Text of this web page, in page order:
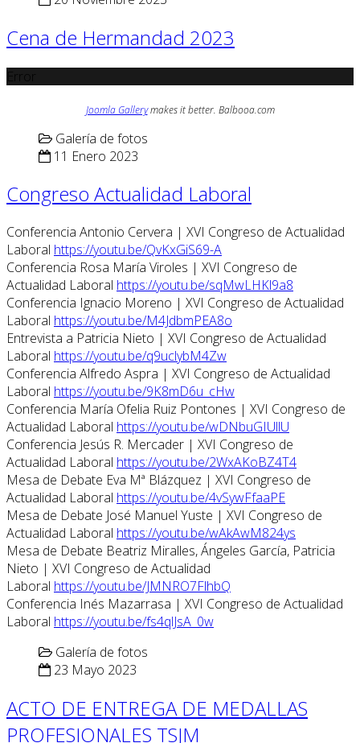
Cena de Hermandad 2023
Joomla Gallerymakes it better. Balbooa.com
Galería de fotos
11 Enero 2023
Congreso Actualidad Laboral
Conferencia Antonio Cervera | XVI Congreso de Actualidad
Laboral https://youtu.be/QvKxGiS69-A
Conferencia Rosa María Viroles | XVI Congreso de
Actualidad Laboral https://youtu.be/sqMwLHKl9a8
Conferencia Ignacio Moreno | XVI Congreso de Actualidad
Laboral https://youtu.be/M4JdbmPEA8o
Entrevista a Patricia Nieto | XVI Congreso de Actualidad
Laboral https://youtu.be/q9uclybM4Zw
Conferencia Alfredo Aspra | XVI Congreso de Actualidad
Laboral https://youtu.be/9K8mD6u_cHw
Conferencia María Ofelia Ruiz Pontones | XVI Congreso de
Actualidad Laboral https://youtu.be/wDNbuGIUllU
Conferencia Jesús R. Mercader | XVI Congreso de
Actualidad Laboral https://youtu.be/2WxAKoBZ4T4
Mesa de Debate Eva Mª Blázquez | XVI Congreso de
Actualidad Laboral https://youtu.be/4vSywFfaaPE
Mesa de Debate José Manuel Yuste | XVI Congreso de
Actualidad Laboral https://youtu.be/wAkAwM824ys
Mesa de Debate Beatriz Miralles, Ángeles García, Patricia
Nieto | XVI Congreso de Actualidad
Laboral https://youtu.be/JMNRO7FlhbQ
Conferencia Inés Mazarrasa | XVI Congreso de Actualidad
Laboral https://youtu.be/fs4qlJsA_0w
Galería de fotos
23 Mayo 2023
ACTO DE ENTREGA DE MEDALLAS
PROFESIONALES TSJM